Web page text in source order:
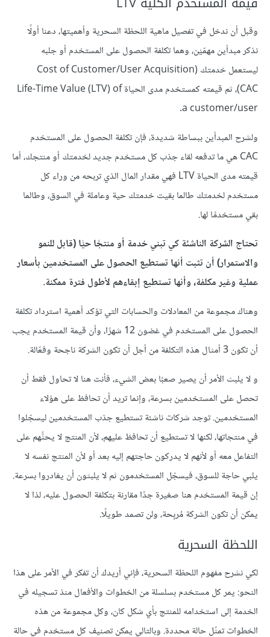
وقبل أن ندخل في تفصيل ماهية اللحظة السحرية وأهميتها، دعنا أولًا
نذكر مبدأين مهمّيْن، وهما تكلفة الحصول على المستخدم أو جلبه
ليستعمل خدمتك (Cost of Customer/User Acquisition
(CAC، ثم قيمته كمستخدم مدى الحياة Life-Time Value (LTV) of
a customer/user.
ولشرح المبدأين ببساطة شديدة، فإن تكلفة الحصول على المستخدم
CAC هي ما تدفعه لقاء جذب كل مستخدم جديد لخدمتك أو منتجك، أما
قيمته مدى الحياة LTV فهي مقدار المال الذي تربحه من وراء كل
مستخدم لخدمتك طالما بقيت خدمتك حية وعاملة في السوق، وطالما
بقي مستخدمًا لها.
تحتاج الشركة الناشئة كي تبني خدمة أو منتجًا حيًّا (قابل للنمو
والاستمرار) أن تثبت أنها تستطيع الحصول على المستخدمين بأسعار
عملية وغير مكلفة، وأنها تستطيع إبقاءهم لأطول فترة ممكنة.
وهناك مجموعة من المعادلات والحسابات التي تؤكد أهمية استرداد تكلفة
الحصول على المستخدم في غضون 12 شهرًا، وأن قيمة المستخدم يجب
أن تكون 3 أمثال هذه التكلفة من أجل أن تكون الشركة ناجحة وفعّالة.
و ﻻ يلبث اﻷمر أن يصير صعبًا بعض الشيء، فأنت هنا لا تحاول فقط أن
تحصل على المستخدمين بسرعة، وإنما تريد أن تحافظ على هؤلاء
المستخدمين. توجد شركات ناشئة تستطيع جذب المستخدمين ليسجّلوا
في منتجاتها، لكنها لا تستطيع أن تحافظ عليهم، لأن المنتج ﻻ يحثُّهم على
التفاعل معه أو ﻷنهم ﻻ يدركون حاجتهم إليه بعد أو ﻷن المنتج نفسه ﻻ
يلبي حاجة للسوق، فيسجّل المستخدمون ثم لا يلبثون أن يغادروا بسرعة.
إن قيمة المستخدم هنا صغيرة جدًا مقارنة بتكلفة الحصول عليه، لذا لا
يمكن أن تكون الشركة مُربِحة، ولن تصمد طويلًا.
اللحظة السحرية
لكي نشرح مفهوم اللحظة السحرية، فإني أريدك أن تفكر في الأمر على هذا
النحو: يمر كل مستخدم بسلسلة من الخطوات والأفعال منذ تسجيله في
الخدمة إلى استخدامه للمنتج بأي شكل كان، وكل مجموعة من هذه
الخطوات تمثّل حالة محددة. وبالتالي يمكن تصنيف كل مستخدم في حالة